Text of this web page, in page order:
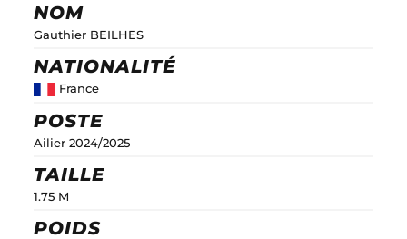
NOM
Gauthier BEILHES
NATIONALITÉ
France
POSTE
Ailier 2024/2025
TAILLE
1.75 M
POIDS